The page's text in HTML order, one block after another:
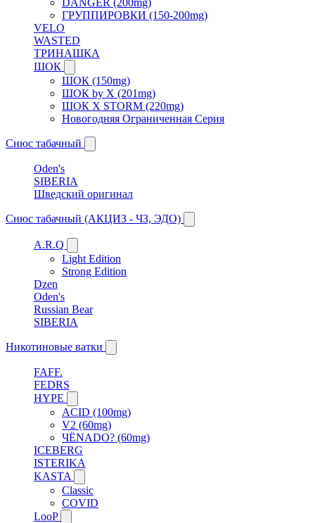
ГРУППИРОВКИ (150-200mg)
VELO
WASTED
ТРИНАШКА
ШОК
ШОК (150mg)
ШОК by X (201mg)
ШОК X STORM (220mg)
Новогодняя Ограниченная Серия
Снюс табачный
Oden's
SIBERIA
Шведский оригинал
Снюс табачный (АКЦИЗ - ЧЗ, ЭДО)
A.R.Q
Light Edition
Strong Edition
Dzen
Oden's
Russian Bear
SIBERIA
Никотиновые ватки
FAFF.
FEDRS
HYPE
ACID (100mg)
V2 (60mg)
ЧЁNADO? (60mg)
ICEBERG
ISTERIKA
KASTA
Classic
COVID
LooP